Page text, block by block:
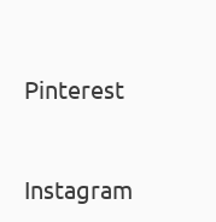
Pinterest
Instagram